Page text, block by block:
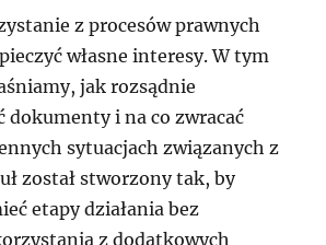
z procesów prawnych
własne interesy. W tym
jak rozsądnie
dokumenty i na co zwracać
sytuacjach związanych z
został stworzony tak, by
etapy działania bez
z dodatkowych